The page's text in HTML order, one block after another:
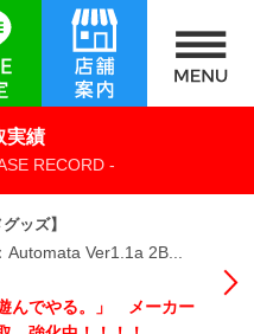
実績
RECORD -
グッズ】
Ver1.1a 2B...
んでやる。」 メーカー